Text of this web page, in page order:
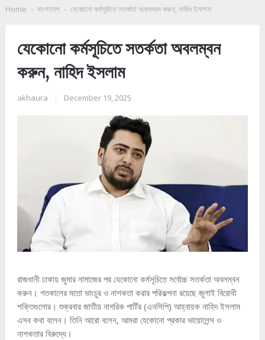
Home - বাংলাদেশ - যেকোনো কর্মসূচিতে সতর্কতা অবলম্বন করুন, নাহিদ ইসলাম
যেকোনো কর্মসূচিতে সতর্কতা অবলম্বন
করুন, নাহিদ ইসলাম
akhaura December 19, 2025
রাজধানী ঢাকায় জুমার নামাজের পর যেকোনো কর্মসূচিতে সর্বোচ্চ সতর্কতা অবলম্বন
করুন। গতকালের মতো ভাংচুর ও নাশকতা করার পরিকল্পনা রয়েছে জুলাই বিরোধী
শক্তিগুলোর। শুক্রবার জাতীয় নাগরিক পার্টির (এনসিপি) আহ্বায়ক নাহিদ ইসলাম
এসব কথা বলেন। তিনি আরো বলেন, আমরা যেকোনো প্রকার ভায়োলেন্স ও
নাশকতার বিরুদ্ধে।